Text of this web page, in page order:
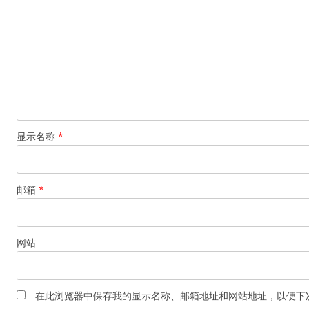
显示名称 *
邮箱 *
网站
在此浏览器中保存我的显示名称、邮箱地址和网站地址，以便下